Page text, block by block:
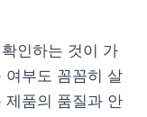
인하는 것이 가
여부도 꼼꼼히 살
제품의 품질과 안